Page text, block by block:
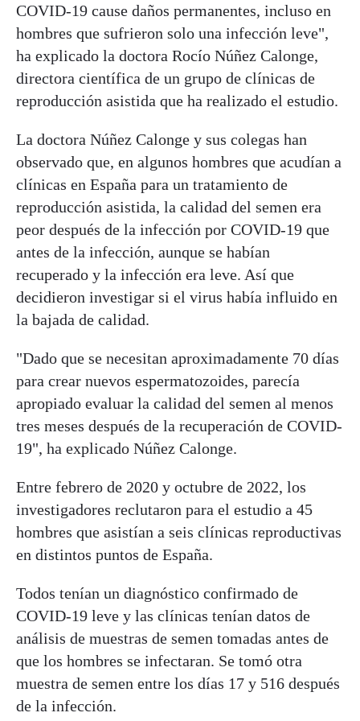
COVID-19 cause daños permanentes, incluso en
hombres que sufrieron solo una infección leve",
ha explicado la doctora Rocío Núñez Calonge,
directora científica de un grupo de clínicas de
reproducción asistida que ha realizado el estudio.
La doctora Núñez Calonge y sus colegas han
observado que, en algunos hombres que acudían a
clínicas en España para un tratamiento de
reproducción asistida, la calidad del semen era
peor después de la infección por COVID-19 que
antes de la infección, aunque se habían
recuperado y la infección era leve. Así que
decidieron investigar si el virus había influido en
la bajada de calidad.
"Dado que se necesitan aproximadamente 70 días
para crear nuevos espermatozoides, parecía
apropiado evaluar la calidad del semen al menos
tres meses después de la recuperación de COVID-
19", ha explicado Núñez Calonge.
Entre febrero de 2020 y octubre de 2022, los
investigadores reclutaron para el estudio a 45
hombres que asistían a seis clínicas reproductivas
en distintos puntos de España.
Todos tenían un diagnóstico confirmado de
COVID-19 leve y las clínicas tenían datos de
análisis de muestras de semen tomadas antes de
que los hombres se infectaran. Se tomó otra
muestra de semen entre los días 17 y 516 después
de la infección.